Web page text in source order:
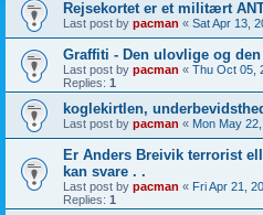
Rejsekortet er et militært
Last post by pacman « Sat Apr 13,
Graffiti - Den ulovlige og
Last post by pacman « Thu Oct 05,
Replies: 1
koglekirtlen,
Last post by pacman « Mon May
Er Anders Breivik terrorist
kan svare . .
Last post by pacman « Fri Apr 21,
Replies: 1